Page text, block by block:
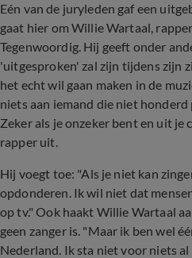
Eén van de juryleden gaf een
gaat hier om Willie Wartaal,
Tegenwoordig. Hij geeft onder
'uitgesproken' zal zijn tijdens zijn
het echt wil gaan maken in de
niets aan iemand die niet
Zeker als je onzeker bent en uit je
rapper uit.
Hij voegt toe: "Als je niet kan
opdonderen. Ik wil niet dat
op tv." Ook haakt Willie Wartaal
geen zanger is. "Maar ik ben wel
Nederland. Ik sta niet voor niets